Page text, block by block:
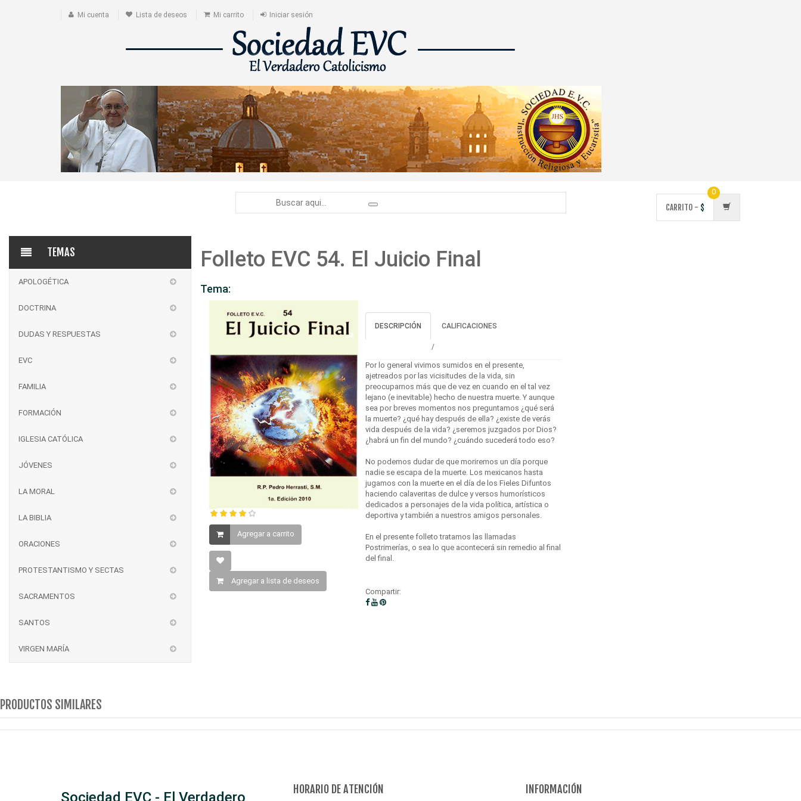
Mi cuenta Lista de deseos Mi carrito Iniciar sesión
CARRITO - $
0
TEMAS
APOLOGÉTICA
DOCTRINA
DUDAS Y RESPUESTAS
EVC
FAMILIA
FORMACIÓN
IGLESIA CATÓLICA
JÓVENES
LA MORAL
LA BIBLIA
ORACIONES
PROTESTANTISMO Y SECTAS
SACRAMENTOS
SANTOS
VIRGEN MARÍA
Folleto EVC 54. El Juicio Final
Tema:
Agregar a carrito
Agregar a lista de deseos
DESCRIPCIÓN CALIFICACIONES
Por lo general vivimos sumidos en el presente,
ajetreados por las vicisitudes de la vida, sin
preocuparnos más que de vez en cuando en el tal vez
lejano (e inevitable) hecho de nuestra muerte. Y aunque
sea por breves momentos nos preguntamos ¿qué será
la muerte? ¿qué hay después de ella? ¿existe de verás
vida después de la vida? ¿seremos juzgados por Dios?
¿habrá un fin del mundo? ¿cuándo sucederá todo eso?
No podemos dudar de que moriremos un día porque
nadie se escapa de la muerte. Los mexicanos hasta
jugamos con la muerte en el día de los Fieles Difuntos
haciendo calaveritas de dulce y versos humorísticos
dedicados a personajes de la vida política, artística o
deportiva y también a nuestros amigos personales.
En el presente folleto tratamos las llamadas
Postrimerías, o sea lo que acontecerá sin remedio al final
del final.
Compartir:
PRODUCTOS SIMILARES
Sociedad EVC - El Verdadero HORARIO DE ATENCIÓN INFORMACIÓN